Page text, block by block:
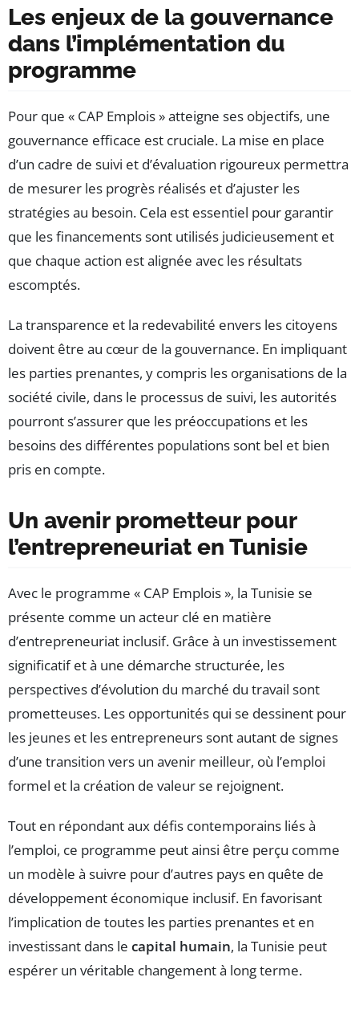
Les enjeux de la gouvernance
dans l’implémentation du
programme
Pour que « CAP Emplois » atteigne ses objectifs, une
gouvernance efficace est cruciale. La mise en place
d’un cadre de suivi et d’évaluation rigoureux permettra
de mesurer les progrès réalisés et d’ajuster les
stratégies au besoin. Cela est essentiel pour garantir
que les financements sont utilisés judicieusement et
que chaque action est alignée avec les résultats
escomptés.
La transparence et la redevabilité envers les citoyens
doivent être au cœur de la gouvernance. En impliquant
les parties prenantes, y compris les organisations de la
société civile, dans le processus de suivi, les autorités
pourront s’assurer que les préoccupations et les
besoins des différentes populations sont bel et bien
pris en compte.
Un avenir prometteur pour
l’entrepreneuriat en Tunisie
Avec le programme « CAP Emplois », la Tunisie se
présente comme un acteur clé en matière
d’entrepreneuriat inclusif. Grâce à un investissement
significatif et à une démarche structurée, les
perspectives d’évolution du marché du travail sont
prometteuses. Les opportunités qui se dessinent pour
les jeunes et les entrepreneurs sont autant de signes
d’une transition vers un avenir meilleur, où l’emploi
formel et la création de valeur se rejoignent.
Tout en répondant aux défis contemporains liés à
l’emploi, ce programme peut ainsi être perçu comme
un modèle à suivre pour d’autres pays en quête de
développement économique inclusif. En favorisant
l’implication de toutes les parties prenantes et en
investissant dans le capital humain, la Tunisie peut
espérer un véritable changement à long terme.